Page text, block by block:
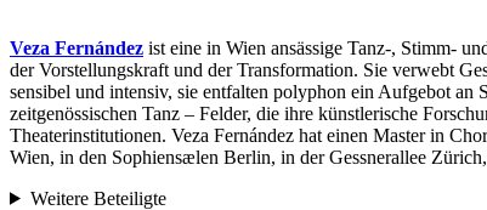
Veza Fernández ist eine in Wien ansässige Tanz-, Stimm-
der Vorstellungskraft und der Transformation. Sie verwebt
sensibel und intensiv, sie entfalten polyphon ein Aufgebot
zeitgenössischen Tanz – Felder, die ihre künstlerische
Theaterinstitutionen. Veza Fernández hat einen Master in
Wien, in den Sophiensælen Berlin, in der Gessnerallee
Weitere Beteiligte